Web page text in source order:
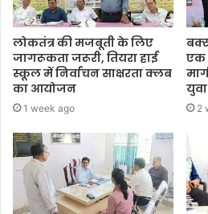
लोकतंत्र की मजबूती के लिए
जागरूकता जरूरी, तियरा हाई
स्कूल में निर्वाचन साक्षरता क्लब
का आयोजन
1 week ago
एक
2